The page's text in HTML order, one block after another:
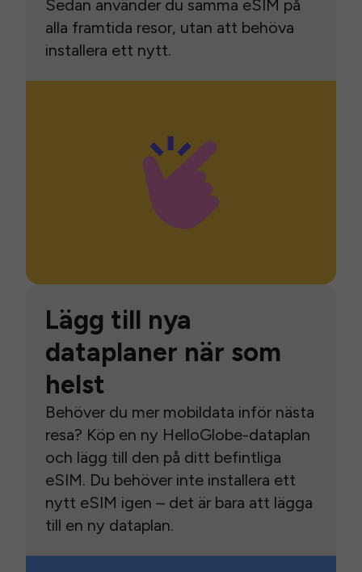
Sedan använder du samma eSIM på
alla framtida resor, utan att behöva
installera ett nytt.
Lägg till nya
dataplaner när som
helst
Behöver du mer mobildata inför nästa
resa? Köp en ny HelloGlobe-dataplan
och lägg till den på ditt befintliga
eSIM. Du behöver inte installera ett
nytt eSIM igen – det är bara att lägga
till en ny dataplan.